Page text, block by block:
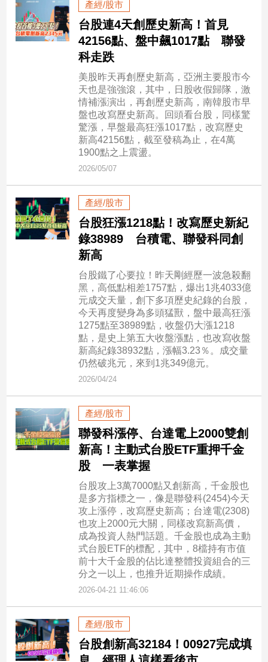
子/
感
情
科
技/
遊
戲
運
合
作
觀
點】
產經/股市
台股連4天創歷史新高！首見
42156點、盤中飆1017點 聯發
科走跌
美股昨天再創歷史新高，亞洲主要股市今
天也是強強滾，其中，日股收假歸隊，激
情補漲演出，再創歷史新高，南韓股市早
盤也改寫歷史新高。回頭看台股，同樣驚
驚漲，早盤最高狂漲1017點，改寫歷史
新高42156點，截至發稿為止，在4萬
1900點之上震盪。
2026/05/07
產經/股市
台股狂漲1218點！改寫歷史新紀
錄38989 台積電、聯發科同創
新高
台股鐵了心要拉！昨天剛經歷一波急殺翻
黑，高低點相差1757點，爆出1兆4033億
元成交天量，創下多項歷史紀錄的台股，
今天再度變身為多頭猛獸，盤中最高狂漲
1275點至38989點，收盤仍大漲1218
點，是史上第五大收盤漲點，也改寫收盤
新高紀錄38932點，漲幅3.23％。成交量
仍然破兆元，來到1兆349億元。
2026/04/24
產經/股市
聯發科漲停、台達電上2000雙創
新高！主動式台股ETF重押千金
股 一表掌握
台股攻上3萬7000點又創新高，千金股也
是多方指標之一，像是聯發科(2454)今天
攻上漲停，改寫歷史新高；台達電(2308)
也攻上2000元大關，同樣改寫新高價，
成為投資人熱門話題。千金股也成為主動
式台股ETF的標配，其中，8檔持有市值
前十大千金股的佔比達整體投資組合的三
分之一以上，也推升近期操作成績。
2026-04-21 11:46:06
產經/股市
台股創新高32184！00927完成填